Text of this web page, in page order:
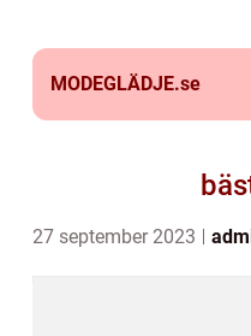
MODEGLÄDJE.se
27 september 2023